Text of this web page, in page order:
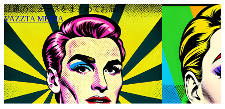
話題のニュースをまとめてお届け
VAZZTA MEDIA